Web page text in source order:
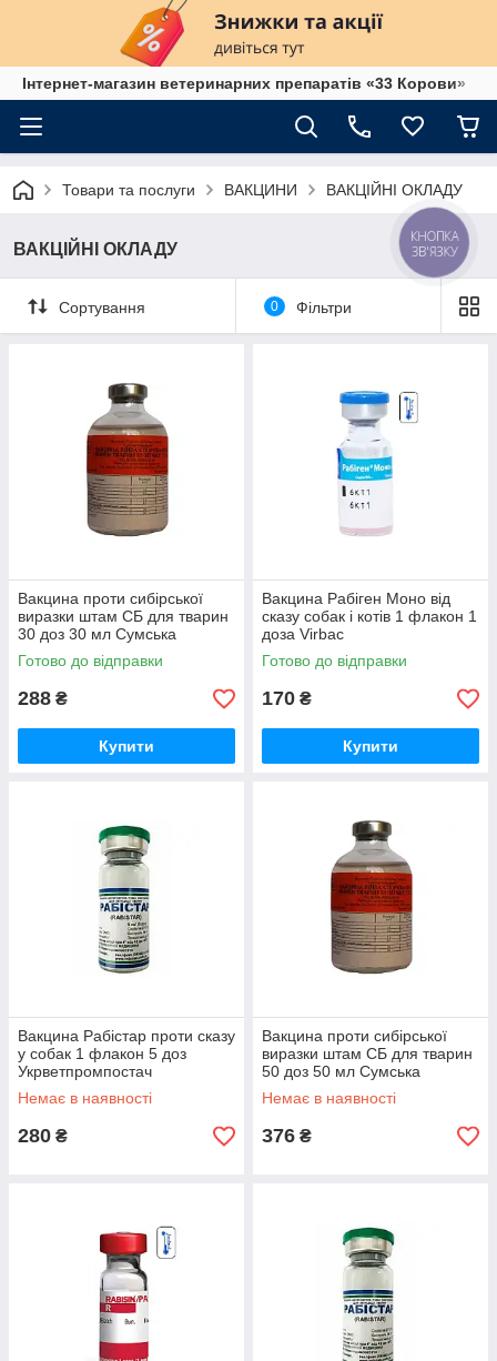
Інтернет-магазин ветеринарних препаратів «33 Корови»
Товари та послуги ВАКЦИНИ ВАКЦІЙНІ ОКЛАДУ
ВАКЦІЙНІ ОКЛАДУ
Сортування 0 Фільтри
Вакцина проти сибірської
виразки штам СБ для тварин
30 доз 30 мл Сумська
БіоФабрика
Готово до відправки
288 ₴
Купити
Вакцина Рабіген Моно від
сказу собак і котів 1 флакон 1
доза Virbac
Готово до відправки
170 ₴
Купити
Вакцина Рабістар проти сказу
у собак 1 флакон 5 доз
Укрветпромпостач
Немає в наявності
280 ₴
Вакцина проти сибірської
виразки штам СБ для тварин
50 доз 50 мл Сумська
БіоФабрика
Немає в наявності
376 ₴
КНОПКА
ЗВ'ЯЗКУ